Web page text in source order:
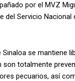
por el MVZ
del Servicio
se mantiene
totalmente
pecuarios, así